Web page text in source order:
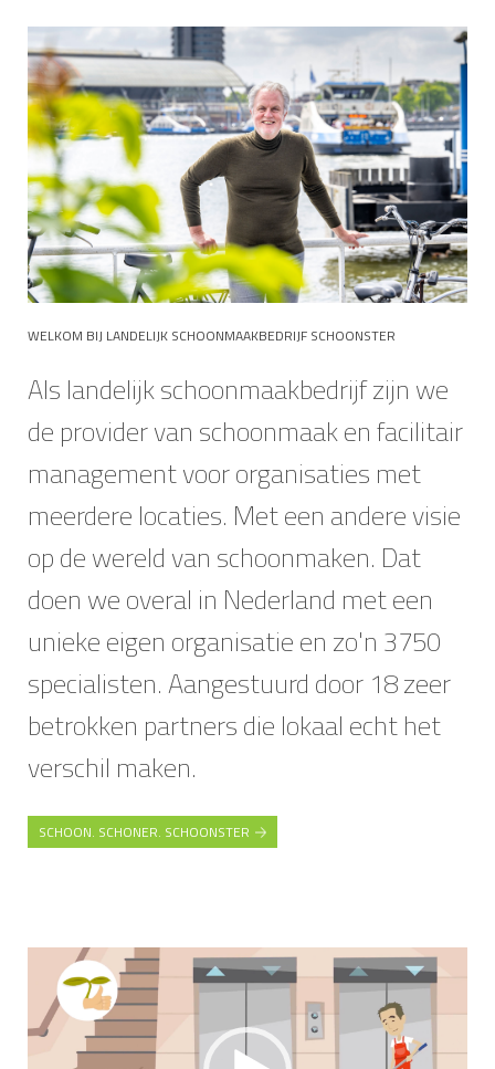
WELKOM BIJ LANDELIJK SCHOONMAAKBEDRIJF SCHOONSTER
Als landelijk schoonmaakbedrijf zijn we
de provider van schoonmaak en facilitair
management voor organisaties met
meerdere locaties. Met een andere visie
op de wereld van schoonmaken. Dat
doen we overal in Nederland met een
unieke eigen organisatie en zo'n 3750
specialisten. Aangestuurd door 18 zeer
betrokken partners die lokaal echt het
verschil maken.
SCHOON. SCHONER. SCHOONSTER
Videospeler